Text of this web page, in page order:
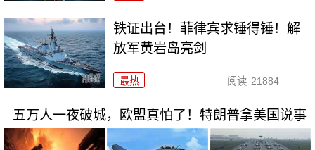
铁证出台！菲律宾求锤得锤！解
放军黄岩岛亮剑
最热 阅读 21884
五万人一夜破城，欧盟真怕了！特朗普拿美国说事